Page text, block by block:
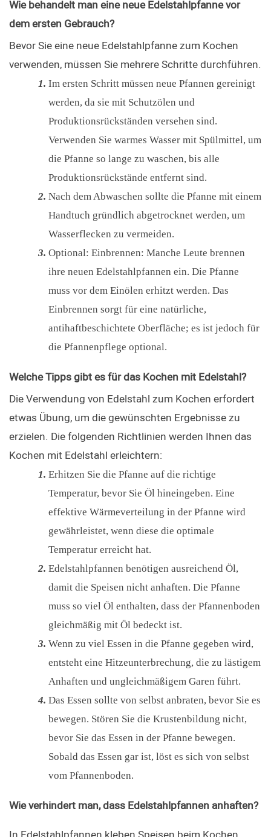
Wie behandelt man eine neue Edelstahlpfanne vor
dem ersten Gebrauch?
Bevor Sie eine neue Edelstahlpfanne zum Kochen
verwenden, müssen Sie mehrere Schritte durchführen.
Im ersten Schritt müssen neue Pfannen gereinigt
werden, da sie mit Schutzölen und
Produktionsrückständen versehen sind.
Verwenden Sie warmes Wasser mit Spülmittel, um
die Pfanne so lange zu waschen, bis alle
Produktionsrückstände entfernt sind.
Nach dem Abwaschen sollte die Pfanne mit einem
Handtuch gründlich abgetrocknet werden, um
Wasserflecken zu vermeiden.
Optional: Einbrennen: Manche Leute brennen
ihre neuen Edelstahlpfannen ein. Die Pfanne
muss vor dem Einölen erhitzt werden. Das
Einbrennen sorgt für eine natürliche,
antihaftbeschichtete Oberfläche; es ist jedoch für
die Pfannenpflege optional.
Welche Tipps gibt es für das Kochen mit Edelstahl?
Die Verwendung von Edelstahl zum Kochen erfordert
etwas Übung, um die gewünschten Ergebnisse zu
erzielen. Die folgenden Richtlinien werden Ihnen das
Kochen mit Edelstahl erleichtern:
Erhitzen Sie die Pfanne auf die richtige
Temperatur, bevor Sie Öl hineingeben. Eine
effektive Wärmeverteilung in der Pfanne wird
gewährleistet, wenn diese die optimale
Temperatur erreicht hat.
Edelstahlpfannen benötigen ausreichend Öl,
damit die Speisen nicht anhaften. Die Pfanne
muss so viel Öl enthalten, dass der Pfannenboden
gleichmäßig mit Öl bedeckt ist.
Wenn zu viel Essen in die Pfanne gegeben wird,
entsteht eine Hitzeunterbrechung, die zu lästigem
Anhaften und ungleichmäßigem Garen führt.
Das Essen sollte von selbst anbraten, bevor Sie es
bewegen. Stören Sie die Krustenbildung nicht,
bevor Sie das Essen in der Pfanne bewegen.
Sobald das Essen gar ist, löst es sich von selbst
vom Pfannenboden.
Wie verhindert man, dass Edelstahlpfannen anhaften?